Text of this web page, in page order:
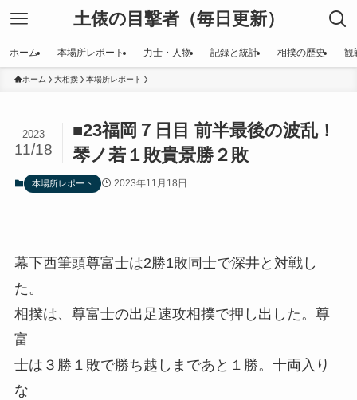
土俵の目撃者（毎日更新）
ホーム 本場所レポート 力士・人物 記録と統計 相撲の歴史 観
ホーム 大相撲 本場所レポート
■23福岡７日目 前半最後の波乱！
琴ノ若１敗貴景勝２敗
2023
11/18
本場所レポート 2023年11月18日
幕下西筆頭尊富士は2勝1敗同士で深井と対戦し
た。
相撲は、尊富士の出足速攻相撲で押し出した。尊
富
士は３勝１敗で勝ち越しまであと１勝。十両入り
な